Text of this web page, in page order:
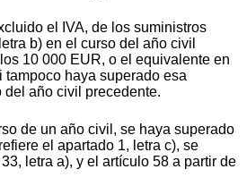
el IVA, de los suministros
b) en el curso del año civil
10 000 EUR, o el equivalente en
tampoco haya superado esa
del año civil precedente.
de un año civil, se haya superado
el apartado 1, letra c), se
letra a), y el artículo 58 a partir de